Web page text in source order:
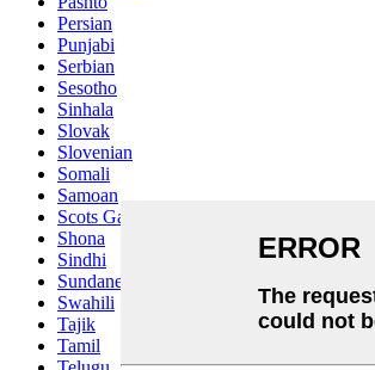
Persian
Punjabi
Serbian
Sesotho
Sinhala
Slovak
Slovenian
Somali
Samoan
Scots Gaelic
Shona
Sindhi
Sundanese
Swahili
Tajik
Tamil